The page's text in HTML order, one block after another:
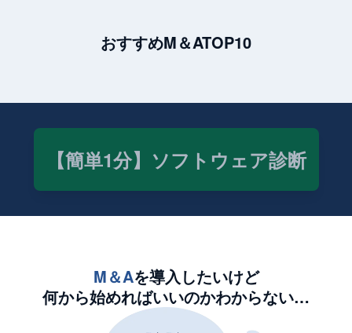
おすすめM＆ATOP10
【簡単1分】ソフトウェア診断
M＆Aを導入したいけど
何から始めればいいのかわからない…